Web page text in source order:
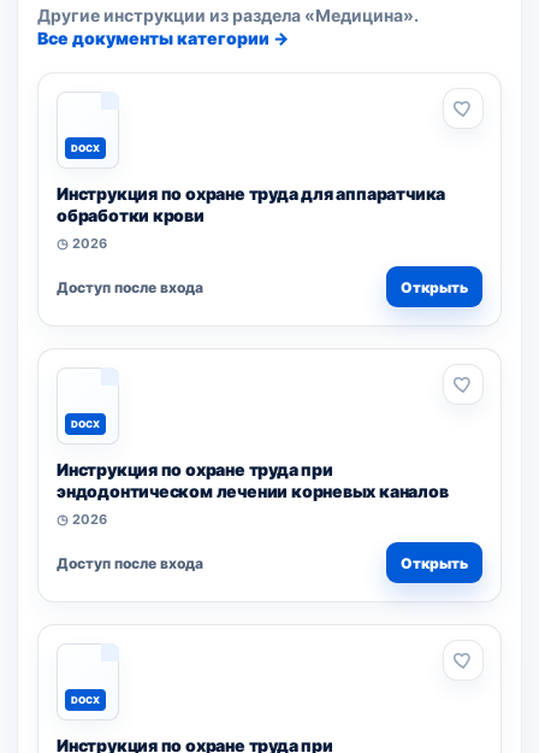
Другие инструкции из раздела «Медицина».
Все документы категории →
DOCX
Инструкция по охране труда для аппаратчика
обработки крови
◷ 2026
Доступ после входа Открыть
DOCX
Инструкция по охране труда при
эндодонтическом лечении корневых каналов
◷ 2026
Доступ после входа Открыть
DOCX
Инструкция по охране труда при